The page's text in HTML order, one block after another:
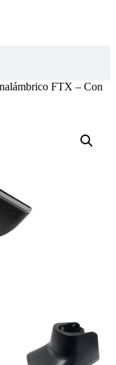
FTX – Con